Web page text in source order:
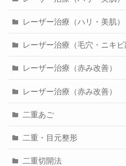
レーザー治療（ハリ・美肌）
レーザー治療（毛穴・ニキビ
レーザー治療（赤み改善）
レーザー治療（赤み改善）
二重あご
二重・目元整形
二重切開法